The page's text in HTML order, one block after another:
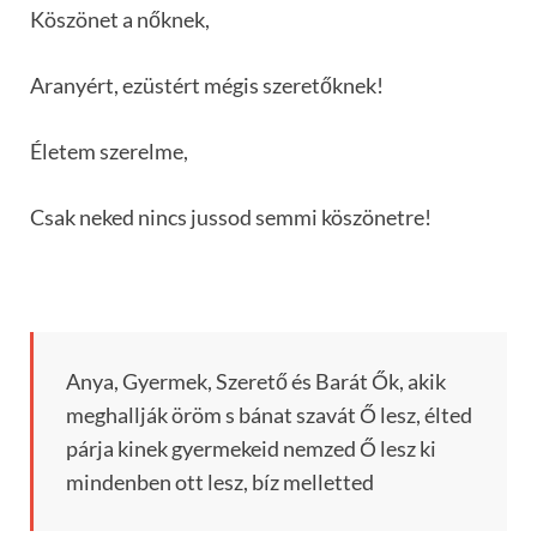
Köszönet a nőknek,
Aranyért, ezüstért mégis szeretőknek!
Életem szerelme,
Csak neked nincs jussod semmi köszönetre!
Anya, Gyermek, Szerető és Barát Ők, akik
meghallják öröm s bánat szavát Ő lesz, élted
párja kinek gyermekeid nemzed Ő lesz ki
mindenben ott lesz, bíz melletted